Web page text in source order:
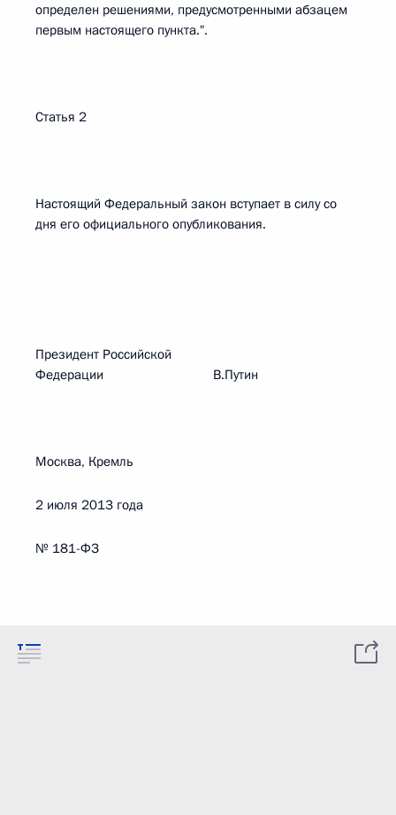
определен решениями, предусмотренными абзацем
первым настоящего пункта.".
Статья 2
Настоящий Федеральный закон вступает в силу со
дня его официального опубликования.
Президент Российской
Федерации В.Путин
Москва, Кремль
2 июля 2013 года
№ 181-ФЗ